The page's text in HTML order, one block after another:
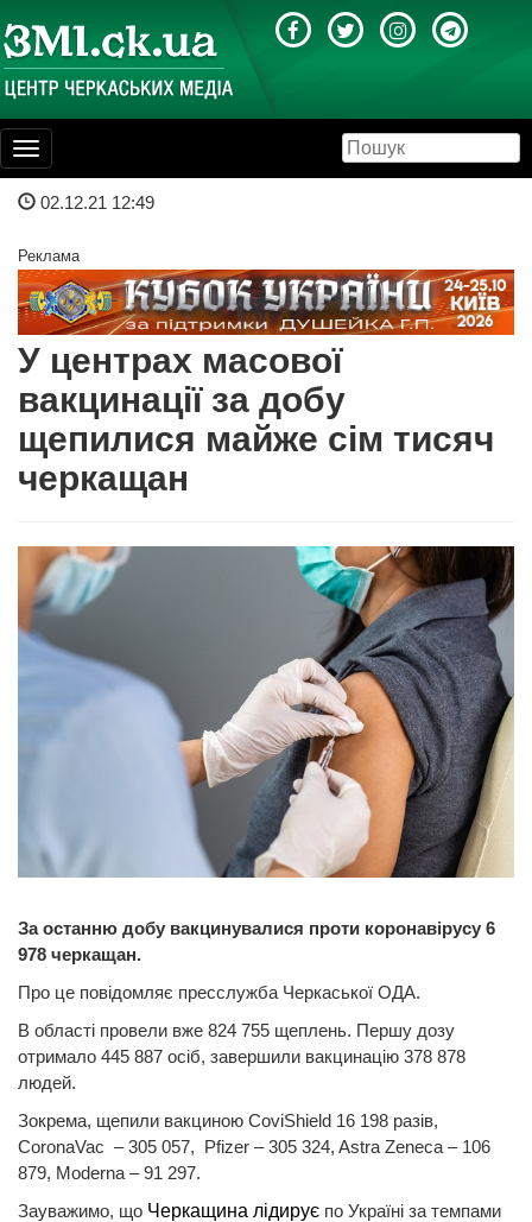
Toggle
navigation
02.12.21 12:49
Реклама
У центрах масової
вакцинації за добу
щепилися майже сім тисяч
черкащан
За останню добу вакцинувалися проти коронавірусу 6
978 черкащан.
Про це повідомляє пресслужба Черкаської ОДА.
В області провели вже 824 755 щеплень. Першу дозу
отримало 445 887 осіб, завершили вакцинацію 378 878
людей.
Зокрема, щепили вакциною CoviShield 16 198 разів,
CoronaVac – 305 057, Pfizer – 305 324, Astra Zeneca – 106
879, Moderna – 91 297.
Зауважимо, що Черкащина лідирує по Україні за темпами